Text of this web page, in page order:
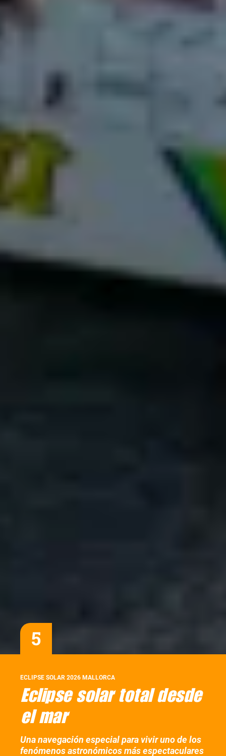
5
ECLIPSE SOLAR 2026 MALLORCA
Eclipse solar total desde
el mar
Una navegación especial para vivir uno de los
fenómenos astronómicos más espectaculares